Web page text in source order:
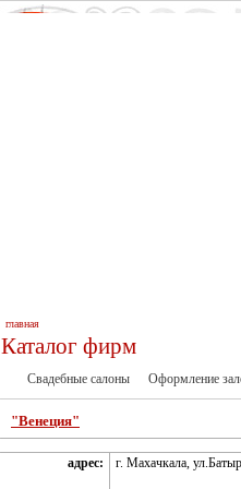
главная
Каталог фирм
Свадебные салоны Оформление
"Венеция"
адрес: г. Махачкала,